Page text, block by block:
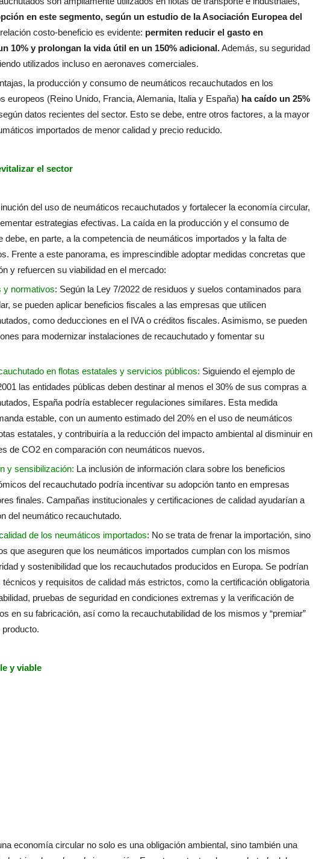
en este segmento, según un estudio de la Asociación Europea del
costo-beneficio es evidente: permiten reducir el gasto en
10% y prolongan la vida útil en un 150% adicional.Además, su seguridad
utilizados incluso en aeronaves comerciales.
la producción y consumo de neumáticos recauchutados en los
europeos (Reino Unido, Francia, Alemania, Italia y España) ha caído un 25%
datos recientes del sector. Esto se debe, entre otros factores, a la mayor
importados de menor calidad y precio reducido.
el sector
del uso de neumáticos recauchutados y fortalecer la economía circular,
estrategias efectivas. La caída en la producción y el consumo de
debe, en parte, a la competencia de neumáticos importados y la falta de
Frente a este panorama, es imprescindible adoptar medidas concretas que
y refuercen su viabilidad en el mercado:
y normativos: Según la Ley 7/2022 de residuos y suelos contaminados para
se pueden aplicar beneficios fiscales a las empresas que utilicen
como deducciones en el IVA o créditos fiscales. Asimismo, se pueden
para modernizar instalaciones de recauchutado y fomentar su
en flotas estatales y servicios públicos: Siguiendo el ejemplo de
las entidades públicas deben destinar al menos el 30% de sus compras a
España podría establecer regulaciones similares. Esta medida
estable, con un aumento estimado del 20% en el uso de neumáticos
estatales, y contribuiría a la reducción del impacto ambiental al disminuir en
de CO2 en comparación con neumáticos nuevos.
y sensibilización: La inclusión de información clara sobre los beneficios
del recauchutado podría incentivar su adopción tanto en empresas
finales. Campañas institucionales y certificaciones de calidad ayudarían a
del neumático recauchutado.
de los neumáticos importados: No se trata de frenar la importación, sino
que aseguren que los neumáticos importados cumplan con los mismos
y sostenibilidad que los recauchutados producidos en Europa. Se podrían
y requisitos de calidad más estrictos, como la certificación obligatoria
pruebas de seguridad en condiciones extremas y la verificación de
en su fabricación, así como la recauchutabilidad de los mismos y “premiar”
y viable
economía circular no solo es una obligación ambiental, sino también una